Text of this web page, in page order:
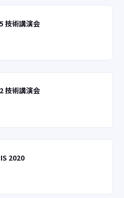
技術講演会
技術講演会
2020